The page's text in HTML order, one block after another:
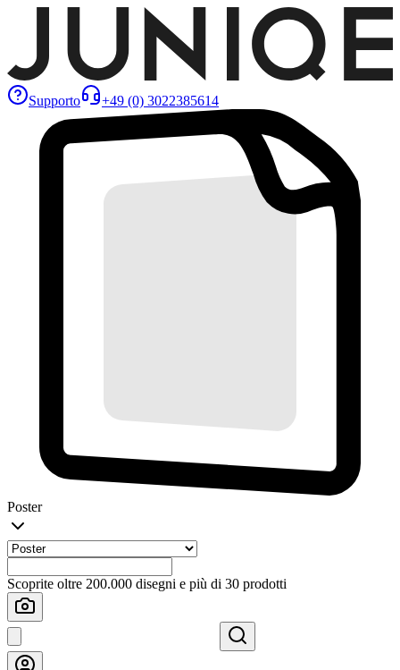
Supporto +49 (0) 3022385614
Poster
Scoprite oltre 200.000 disegni e più di 30 prodotti